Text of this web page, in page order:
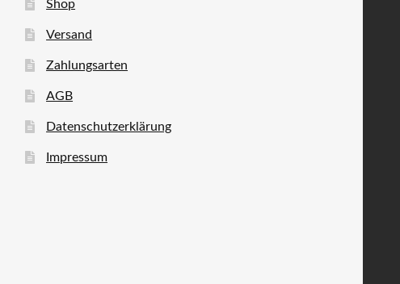
Shop
Versand
Zahlungsarten
AGB
Datenschutzerklärung
Impressum